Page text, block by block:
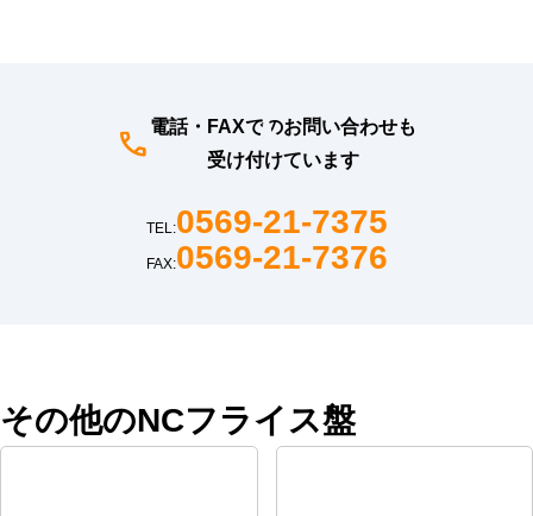
電話・FAXでのお問い合わせも
受け付けています
TEL:0569-21-7375
FAX:0569-21-7376
その他のNCフライス盤